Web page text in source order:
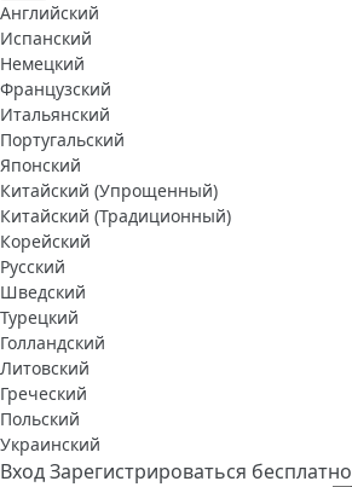
Английский
Испанский
Немецкий
Французский
Итальянский
Португальский
Японский
Китайский (Упрощенный)
Китайский (Традиционный)
Корейский
Русский
Шведский
Турецкий
Голландский
Литовский
Греческий
Польский
Украинский
ВходЗарегистрироваться бесплатно